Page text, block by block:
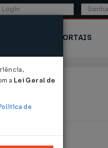
PORTAIS
a Lei Geral de
de